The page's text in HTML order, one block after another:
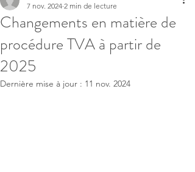
Changements en matière de
procédure TVA à partir de
2025
7 nov. 2024 2 min de lecture
Dernière mise à jour : 11 nov. 2024